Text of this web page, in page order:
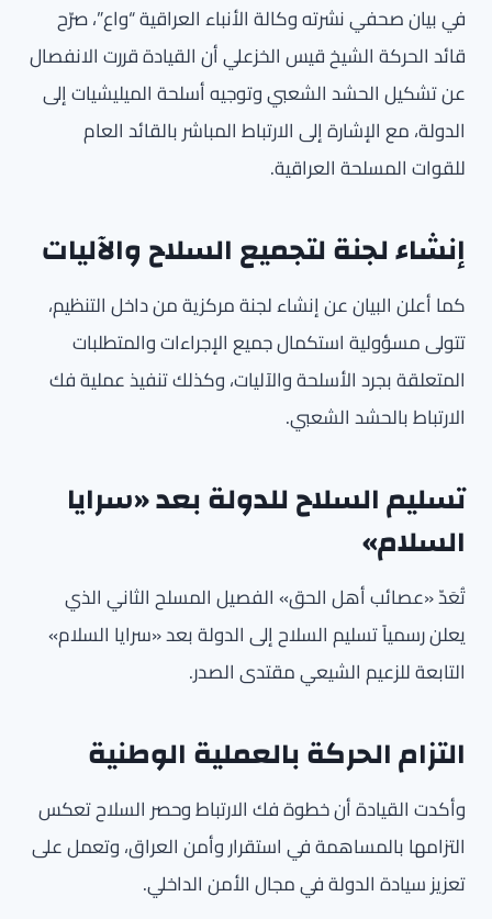
في بيان صحفي نشرته وكالة الأنباء العراقية “واع”، صرّح
قائد الحركة الشيخ قيس الخزعلي أن القيادة قررت الانفصال
عن تشكيل الحشد الشعبي وتوجيه أسلحة الميليشيات إلى
الدولة، مع الإشارة إلى الارتباط المباشر بالقائد العام
للقوات المسلحة العراقية.
إنشاء لجنة لتجميع السلاح والآليات
كما أعلن البيان عن إنشاء لجنة مركزية من داخل التنظيم،
تتولى مسؤولية استكمال جميع الإجراءات والمتطلبات
المتعلقة بجرد الأسلحة والآليات، وكذلك تنفيذ عملية فك
الارتباط بالحشد الشعبي.
تسليم السلاح للدولة بعد «سرايا
السلام»
تُعَدّ «عصائب أهل الحق» الفصيل المسلح الثاني الذي
يعلن رسمياً تسليم السلاح إلى الدولة بعد «سرايا السلام»
التابعة للزعيم الشيعي مقتدى الصدر.
التزام الحركة بالعملية الوطنية
وأكدت القيادة أن خطوة فك الارتباط وحصر السلاح تعكس
التزامها بالمساهمة في استقرار وأمن العراق، وتعمل على
تعزيز سيادة الدولة في مجال الأمن الداخلي.